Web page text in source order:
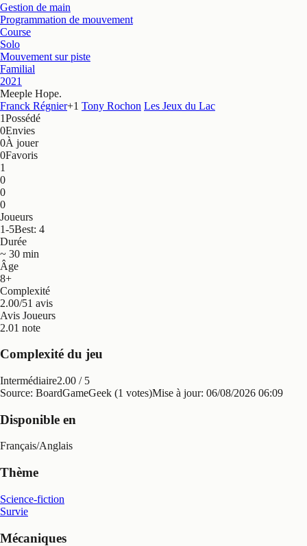
Gestion de main
Programmation de mouvement
Course
Solo
Mouvement sur piste
Familial
2021
Meeple Hope.
Franck Régnier+1 Tony Rochon Les Jeux du Lac
1Possédé
0Envies
0À jouer
0Favoris
1
0
0
0
Joueurs
1-5Best: 4
Durée
~ 30 min
Âge
8+
Complexité
2.00/51 avis
Avis Joueurs
2.01 note
Complexité du jeu
Intermédiaire2.00 / 5
Source: BoardGameGeek (1 votes)Mise à jour: 06/08/2026 06:09
Disponible en
Français/Anglais
Thème
Science-fiction
Survie
Mécaniques